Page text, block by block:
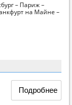
– Париж –
на Майне –
Подробнее